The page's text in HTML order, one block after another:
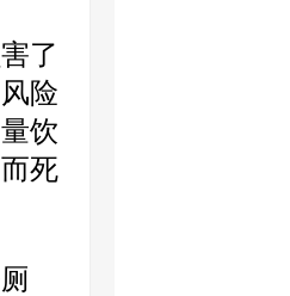
了
险
饮
死